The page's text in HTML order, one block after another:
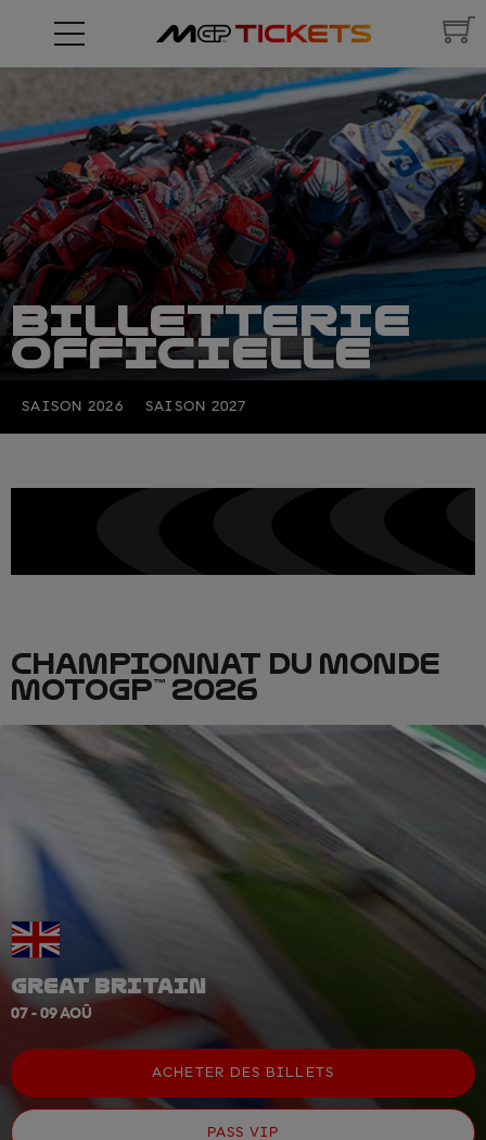
BILLETTERIE
OFFICIELLE
SAISON 2026 SAISON 2027
CHAMPIONNAT DU MONDE
MOTOGP™ 2026
GREAT BRITAIN
07 - 09 AOÛ
ACHETER DES BILLETS
PASS VIP